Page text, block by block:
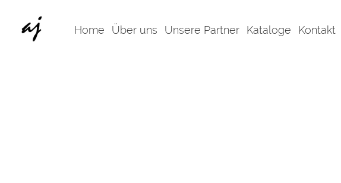
Home Über uns Unsere Partner Kataloge Kontakt